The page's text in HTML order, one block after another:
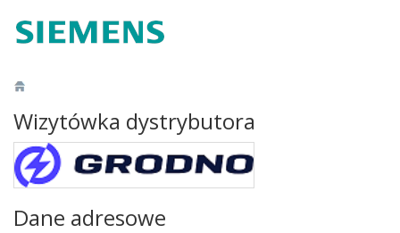
Wizytówka dystrybutora
Dane adresowe